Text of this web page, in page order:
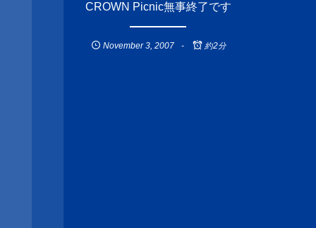
CROWN Picnic無事終了です
November 3 2007 約2分